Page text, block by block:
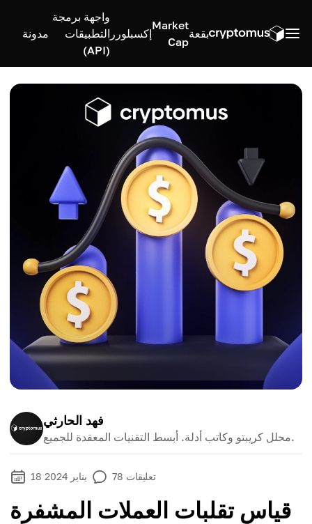
بقعة
Market
Cap
إكسبلورر
واجهة برمجة
التطبيقات
(API)
مدونة
فهد الحارثي
محلل كريبتو وكاتب أدلة. أبسط التقنيات المعقدة للجميع.
18 يناير 2024 78 تعليقات
قياس تقلبات العملات المشفرة